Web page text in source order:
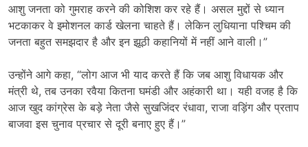
आशु जनता को गुमराह करने की कोशिश कर रहे हैं। असल मुद्दों से ध्यान
भटकाकर वे इमोशनल कार्ड खेलना चाहते हैं। लेकिन लुधियाना पश्चिम की
जनता बहुत समझदार है और इन झूठी कहानियों में नहीं आने वाली।”
उन्होंने आगे कहा, “लोग आज भी याद करते हैं कि जब आशु विधायक और
मंत्री थे, तब उनका रवैया कितना घमंडी और अहंकारी था। यही वजह है कि
आज खुद कांग्रेस के बड़े नेता जैसे सुखजिंदर रंधावा, राजा वड़िंग और प्रताप
बाजवा इस चुनाव प्रचार से दूरी बनाए हुए हैं।”